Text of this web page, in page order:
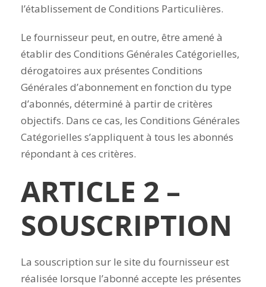
l’établissement de Conditions Particulières.
Le fournisseur peut, en outre, être amené à
établir des Conditions Générales Catégorielles,
dérogatoires aux présentes Conditions
Générales d’abonnement en fonction du type
d’abonnés, déterminé à partir de critères
objectifs. Dans ce cas, les Conditions Générales
Catégorielles s’appliquent à tous les abonnés
répondant à ces critères.
ARTICLE 2 –
SOUSCRIPTION
La souscription sur le site du fournisseur est
réalisée lorsque l’abonné accepte les présentes